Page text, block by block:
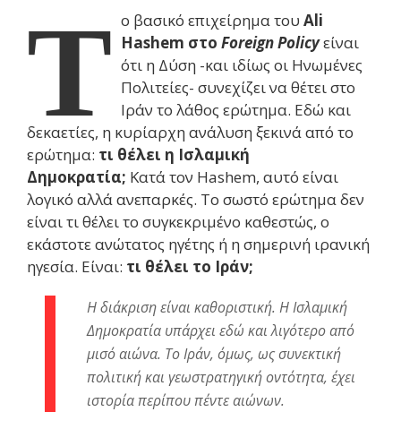
Τ ο βασικό επιχείρημα του Ali
Hashem στο Foreign Policyείναι
ότι η Δύση -και ιδίως οι Ηνωμένες
Πολιτείες- συνεχίζει να θέτει στο
Ιράν το λάθος ερώτημα. Εδώ και
δεκαετίες, η κυρίαρχη ανάλυση ξεκινά από το
ερώτημα: τι θέλει η Ισλαμική
Δημοκρατία; Κατά τον Hashem, αυτό είναι
λογικό αλλά ανεπαρκές. Το σωστό ερώτημα δεν
είναι τι θέλει το συγκεκριμένο καθεστώς, ο
εκάστοτε ανώτατος ηγέτης ή η σημερινή ιρανική
ηγεσία. Είναι: τι θέλει το Ιράν;
Η διάκριση είναι καθοριστική. Η Ισλαμική
Δημοκρατία υπάρχει εδώ και λιγότερο από
μισό αιώνα. Το Ιράν, όμως, ως συνεκτική
πολιτική και γεωστρατηγική οντότητα, έχει
ιστορία περίπου πέντε αιώνων.